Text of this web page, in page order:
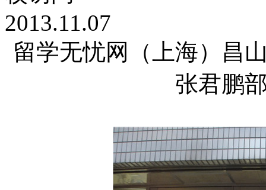
2013.11.07
留学无忧网（上海）昌
张君鹏